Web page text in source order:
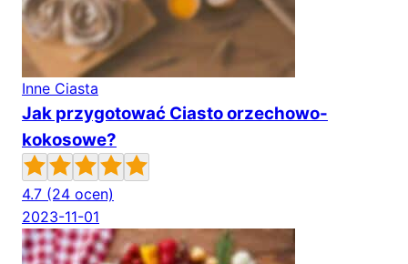
Inne Ciasta
Jak przygotować Ciasto orzechowo-
kokosowe?
4.7 (24 ocen)
2023-11-01